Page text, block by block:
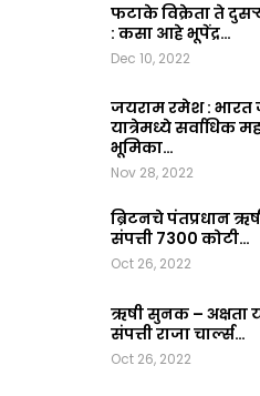
फटाके विक्रेता ते
: कसा आहे भूपेंद्र…
Dec 10, 2022
जयराम रमेश : भारत
यात्रेमध्ये सर्वाधिक
भूमिका…
Nov 28, 2022
ब्रिटनचे पंतप्रधान
संपत्ती 7300 कोटी…
Oct 26, 2022
ऋषी सुनक – अक्षता
संपत्ती राजा चार्ल्स…
Oct 26, 2022